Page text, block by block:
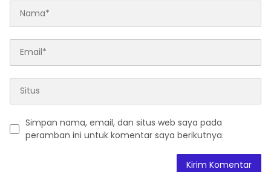
Simpan nama, email, dan situs web saya pada
peramban ini untuk komentar saya berikutnya.